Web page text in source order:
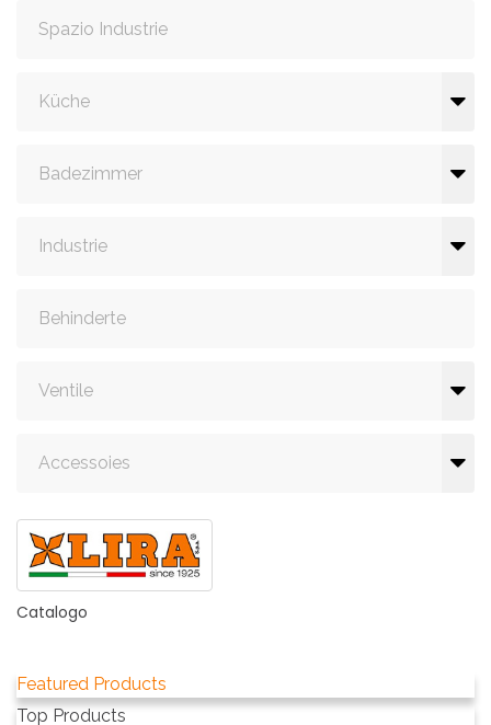
Spazio Industrie
Küche
Badezimmer
Industrie
Behinderte
Ventile
Accessoies
Catalogo
Featured Products
Top Products